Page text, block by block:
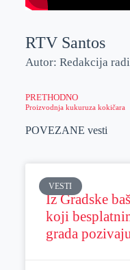
RTV Santos
Autor: Redakcija
PRETHODNO
Proizvodnja kukuruza kokičara
POVEZANE vesti
VESTI
Iz Gradske
koji
grada